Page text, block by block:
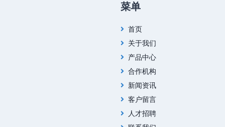
菜单
首页
关于我们
产品中心
合作机构
新闻资讯
客户留言
人才招聘